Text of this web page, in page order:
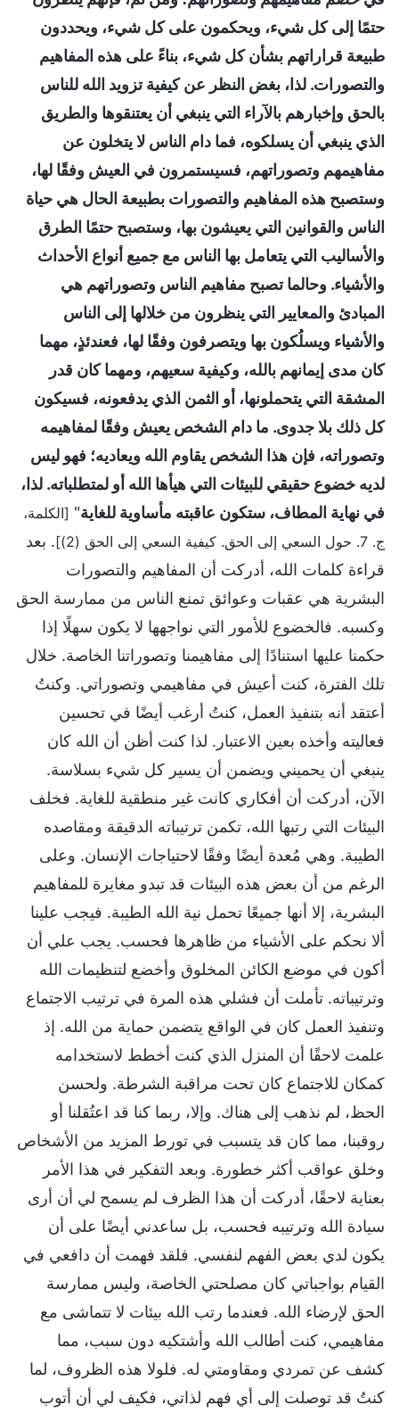
حتمًا إلى كل شيء، ويحكمون على كل شيء، ويحددون
طبيعة قراراتهم بشأن كل شيء، بناءً على هذه المفاهيم
والتصورات. لذا، بغض النظر عن كيفية تزويد الله للناس
بالحق وإخبارهم بالآراء التي ينبغي أن يعتنقوها والطريق
الذي ينبغي أن يسلكوه، فما دام الناس لا يتخلون عن
مفاهيمهم وتصوراتهم، فسيستمرون في العيش وفقًا لها،
وستصبح هذه المفاهيم والتصورات بطبيعة الحال هي حياة
الناس والقوانين التي يعيشون بها، وستصبح حتمًا الطرق
والأساليب التي يتعامل بها الناس مع جميع أنواع الأحداث
والأشياء. وحالما تصبح مفاهيم الناس وتصوراتهم هي
المبادئ والمعايير التي ينظرون من خلالها إلى الناس
والأشياء ويسلُكون بها ويتصرفون وفقًا لها، فعندئذٍ، مهما
كان مدى إيمانهم بالله، وكيفية سعيهم، ومهما كان قدر
المشقة التي يتحملونها، أو الثمن الذي يدفعونه، فسيكون
كل ذلك بلا جدوى. ما دام الشخص يعيش وفقًا لمفاهيمه
وتصوراته، فإن هذا الشخص يقاوم الله ويعاديه؛ فهو ليس
لديه خضوع حقيقي للبيئات التي هيأها الله أو لمتطلباته. لذا،
في نهاية المطاف، ستكون عاقبته مأساوية للغاية" [الكلمة،
ج. 7. حول السعي إلى الحق. كيفية السعي إلى الحق (2)]
. بعد
قراءة كلمات الله، أدركت أن المفاهيم والتصورات
البشرية هي عقبات وعوائق تمنع الناس من ممارسة الحق
وكسبه. فالخضوع للأمور التي نواجهها لا يكون سهلًا إذا
حكمنا عليها استنادًا إلى مفاهيمنا وتصوراتنا الخاصة. خلال
تلك الفترة، كنت أعيش في مفاهيمي وتصوراتي. وكنتُ
أعتقد أنه بتنفيذ العمل، كنتُ أرغب أيضًا في تحسين
فعاليته وأخذه بعين الاعتبار. لذا كنت أظن أن الله كان
ينبغي أن يحميني ويضمن أن يسير كل شيء بسلاسة.
الآن، أدركت أن أفكاري كانت غير منطقية للغاية. فخلف
البيئات التي رتبها الله، تكمن ترتيباته الدقيقة ومقاصده
الطيبة. وهي مُعدة أيضًا وفقًا لاحتياجات الإنسان. وعلى
الرغم من أن بعض هذه البيئات قد تبدو مغايرة للمفاهيم
البشرية، إلا أنها جميعًا تحمل نية الله الطيبة. فيجب علينا
ألا نحكم على الأشياء من ظاهرها فحسب. يجب علي أن
أكون في موضع الكائن المخلوق وأخضع لتنظيمات الله
وترتيباته. تأملت أن فشلي هذه المرة في ترتيب الاجتماع
وتنفيذ العمل كان في الواقع يتضمن حماية من الله. إذ
علمت لاحقًا أن المنزل الذي كنت أخطط لاستخدامه
كمكان للاجتماع كان تحت مراقبة الشرطة. ولحسن
الحظ، لم نذهب إلى هناك. وإلا، ربما كنا قد اعتُقلنا أو
روقبنا، مما كان قد يتسبب في تورط المزيد من الأشخاص
وخلق عواقب أكثر خطورة. وبعد التفكير في هذا الأمر
بعناية لاحقًا، أدركت أن هذا الظرف لم يسمح لي أن أرى
سيادة الله وترتيبه فحسب، بل ساعدني أيضًا على أن
يكون لدي بعض الفهم لنفسي. فلقد فهمت أن دافعي في
القيام بواجباتي كان مصلحتي الخاصة، وليس ممارسة
الحق لإرضاء الله. فعندما رتب الله بيئات لا تتماشى مع
مفاهيمي، كنت أطالب الله وأشتكيه دون سبب، مما
كشف عن تمردي ومقاومتي له. فلولا هذه الظروف، لما
كنتُ قد توصلت إلى أي فهم لذاتي، فكيف لي أن أتوب